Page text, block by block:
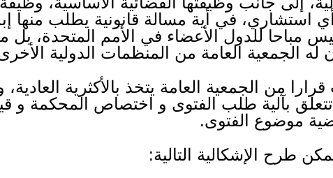
استشاري، في أية مسالة قانونية يطلب منها
مباحا للدول الأعضاء في الأمم المتحدة، بل
الجمعية العامة من المنظمات الدولية
من الجمعية العامة يتخذ بالأكثرية
تتعلق بآلية طلب الفتوى و اختصاص المحكمة و
موضوع الفتوى.
طرح الإشكالية التالية: